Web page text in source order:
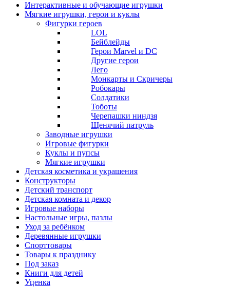
Интерактивные и обучающие игрушки
Мягкие игрушки, герои и куклы
Фигурки героев
LOL
Бейблейды
Герои Marvel и DC
Другие герои
Лего
Монкарты и Скричеры
Робокары
Солдатики
Тоботы
Черепашки ниндзя
Щенячий патруль
Заводные игрушки
Игровые фигурки
Куклы и пупсы
Мягкие игрушки
Детская косметика и украшения
Конструкторы
Детский транспорт
Детская комната и декор
Игровые наборы
Настольные игры, пазлы
Уход за ребёнком
Деревянные игрушки
Спорттовары
Товары к празднику
Под заказ
Книги для детей
Уценка